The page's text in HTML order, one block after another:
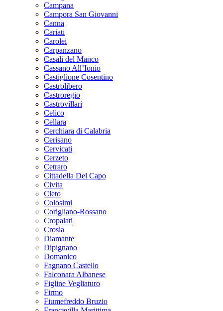
Campana
Campora San Giovanni
Canna
Cariati
Carolei
Carpanzano
Casali del Manco
Cassano All’Ionio
Castiglione Cosentino
Castrolibero
Castroregio
Castrovillari
Celico
Cellara
Cerchiara di Calabria
Cerisano
Cervicati
Cerzeto
Cetraro
Cittadella Del Capo
Civita
Cleto
Colosimi
Corigliano-Rossano
Cropalati
Crosia
Diamante
Dipignano
Domanico
Fagnano Castello
Falconara Albanese
Figline Vegliaturo
Firmo
Fiumefreddo Bruzio